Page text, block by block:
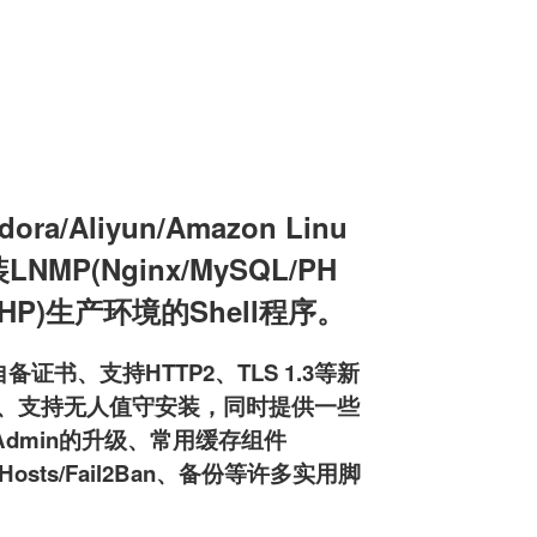
Aliyun/Amazon Linu
MySQL/PH
生产环境的Shell程序。
证书、支持HTTP2、TLS 1.3等新
支持无人值守安装，同时提供一些
的升级、常用缓存组件
Fail2Ban、备份等许多实用脚